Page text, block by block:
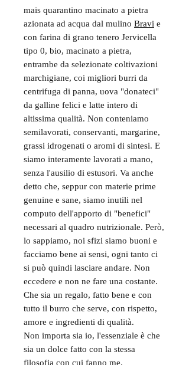
mais quarantino macinato a pietra
azionata ad acqua dal mulino Bravi e
con farina di grano tenero Jervicella
tipo 0, bio, macinato a pietra,
entrambe da selezionate coltivazioni
marchigiane, coi migliori burri da
centrifuga di panna, uova "donateci"
da galline felici e latte intero di
altissima qualità. Non conteniamo
semilavorati, conservanti, margarine,
grassi idrogenati o aromi di sintesi. E
siamo interamente lavorati a mano,
senza l'ausilio di estusori. Va anche
detto che, seppur con materie prime
genuine e sane, siamo inutili nel
computo dell'apporto di "benefici"
necessari al quadro nutrizionale. Però,
lo sappiamo, noi sfizi siamo buoni e
facciamo bene ai sensi, ogni tanto ci
si può quindi lasciare andare. Non
eccedere e non ne fare una costante.
Che sia un regalo, fatto bene e con
tutto il burro che serve, con rispetto,
amore e ingredienti di qualità.
Non importa sia io, l'essenziale è che
sia un dolce fatto con la stessa
filosofia con cui fanno me.